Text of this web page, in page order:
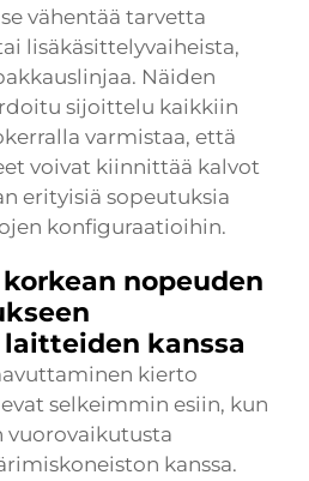
vähentää tarvetta
lisäkäsittelyvaiheista,
Näiden
sijoittelu kaikkiin
varmistaa, että
voivat kiinnittää kalvot
erityisiä sopeutuksia
konfiguraatioihin.
nopeuden
kanssa
kierto
selkeimmin esiin, kun
vuorovaikutusta
kanssa.